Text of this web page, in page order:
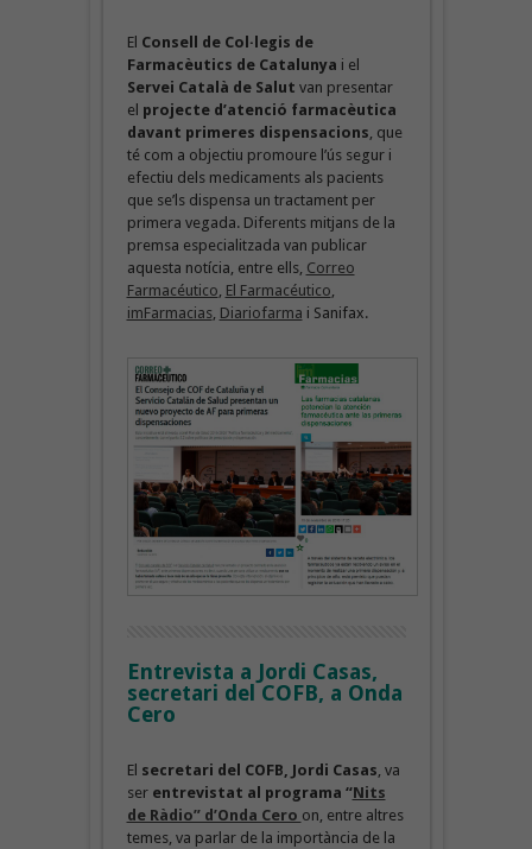
El Consell de Col·legis de
Farmacèutics de Catalunya i el
Servei Català de Salut van presentar
el projecte d’atenció farmacèutica
davant primeres dispensacions , que
té com a objectiu promoure l’ús segur i
efectiu dels medicaments als pacients
que se’ls dispensa un tractament per
primera vegada. Diferents mitjans de la
premsa especialitzada van publicar
aquesta notícia, entre ells, Correo
Farmacéutico El Farmacéutico
imFarmacias, Diariofarma i Sanifax.
Entrevista a Jordi Casas,
secretari del COFB, a Onda
Cero
El secretari del COFB, Jordi Casas , va
ser entrevistat al programa “Nits
de Ràdio” d’Onda Cero on, entre altres
temes, va parlar de la importància de la